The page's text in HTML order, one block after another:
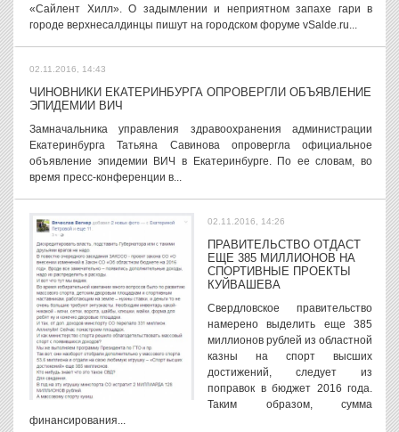
«Сайлент Хилл». О задымлении и неприятном запахе гари в
городе верхнесалдинцы пишут на городском форуме vSalde.ru...
02.11.2016, 14:43
ЧИНОВНИКИ ЕКАТЕРИНБУРГА ОПРОВЕРГЛИ ОБЪЯВЛЕНИЕ
ЭПИДЕМИИ ВИЧ
Замначальника управления здравоохранения администрации
Екатеринбурга Татьяна Савинова опровергла официальное
объявление эпидемии ВИЧ в Екатеринбурге. По ее словам, во
время пресс-конференции в...
02.11.2016, 14:26
ПРАВИТЕЛЬСТВО ОТДАСТ
ЕЩЕ 385 МИЛЛИОНОВ НА
СПОРТИВНЫЕ ПРОЕКТЫ
КУЙВАШЕВА
Свердловское правительство
намерено выделить еще 385
миллионов рублей из областной
казны на спорт высших
достижений, следует из
поправок в бюджет 2016 года.
Таким образом, сумма
финансирования...